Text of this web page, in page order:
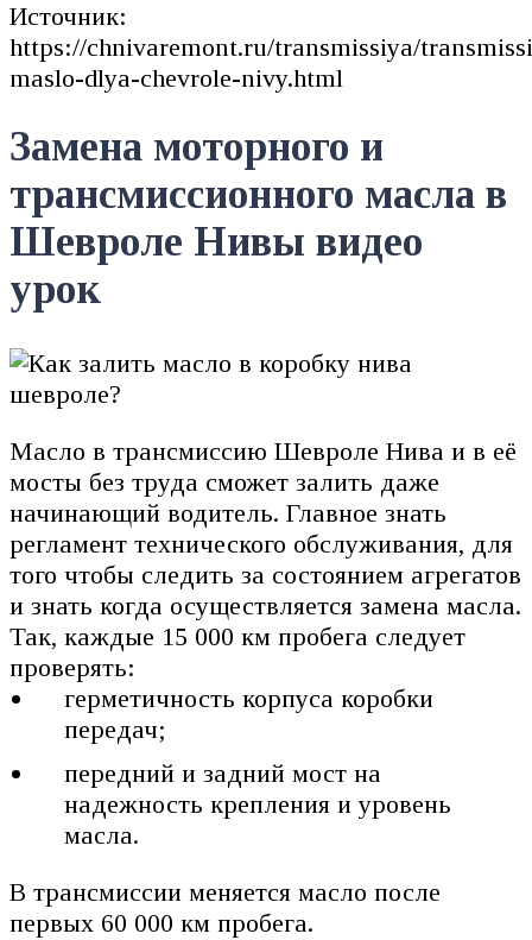
Источник:
https://chnivaremont.ru/transmissiya/
maslo-dlya-chevrole-nivy.html
Замена моторного и
трансмиссионного масла в
Шевроле Нивы видео
урок
Масло в трансмиссию Шевроле Нива и в её
мосты без труда сможет залить даже
начинающий водитель. Главное знать
регламент технического обслуживания, для
того чтобы следить за состоянием агрегатов
и знать когда осуществляется замена масла.
Так, каждые 15 000 км пробега следует
проверять:
герметичность корпуса коробки
передач;
передний и задний мост на
надежность крепления и уровень
масла.
В трансмиссии меняется масло после
первых 60 000 км пробега.